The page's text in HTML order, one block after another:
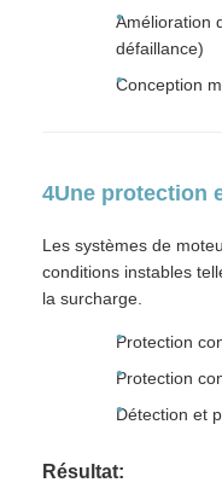
Amélioration
défaillance)
Conception
4Une protection
Les systèmes de
conditions instables
la surcharge.
Protection
Protection
Détection et
Résultat: